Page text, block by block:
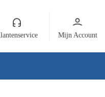
Mijn Account